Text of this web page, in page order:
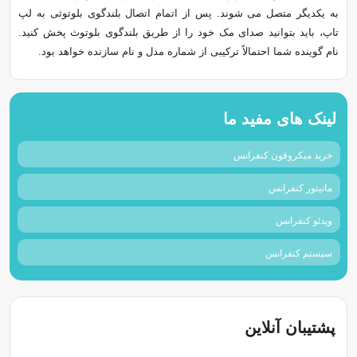
به یکدیگر متصل می شوند. پس از اتمام اتصال بلندگوی بلوتوثی به لپ
تاپ، باید بتوانید صدای مک خود را از طریق بلندگوی بلوتوث پخش کنید.
نام گوینده شما احتمالاً ترکیبی از شماره مدل و نام سازنده خواهد بود.
لینک های مفید ما
خرید میکروفون کنفرانس
مانیتور کنفرانس
ویدئو کنفرانس
سیستم کنفرانس
پشتیبان آنلاین